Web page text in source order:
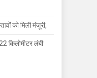
को मिली मंजूरी,
किलोमीटर लंबी